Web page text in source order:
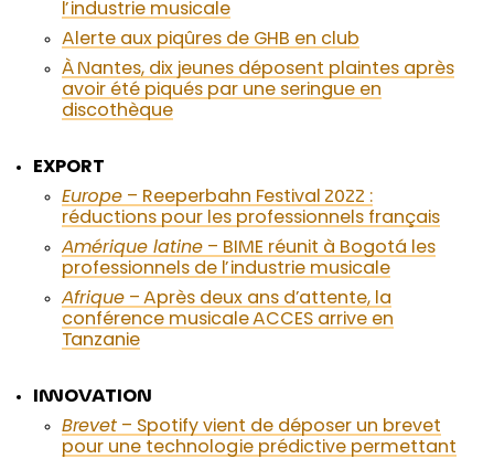
l’industrie musicale
Alerte aux piqûres de GHB en club
À Nantes, dix jeunes déposent plaintes après
avoir été piqués par une seringue en
discothèque
EXPORT
Europe – Reeperbahn Festival 2022 :
réductions pour les professionnels français
Amérique latine – BIME réunit à Bogotá les
professionnels de l’industrie musicale
Afrique – Après deux ans d’attente, la
conférence musicale ACCES arrive en
Tanzanie
INNOVATION
Brevet – Spotify vient de déposer un brevet
pour une technologie prédictive permettant